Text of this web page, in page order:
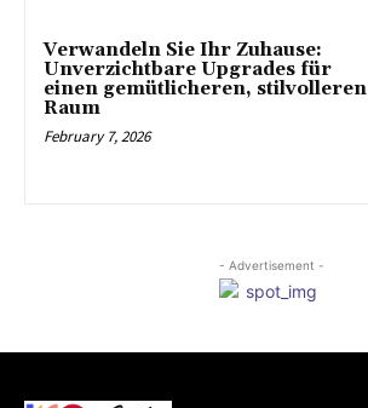
Verwandeln Sie Ihr Zuhause:
Unverzichtbare Upgrades für
einen gemütlicheren, stilvolleren
Raum
February 7, 2026
- Advertisement -